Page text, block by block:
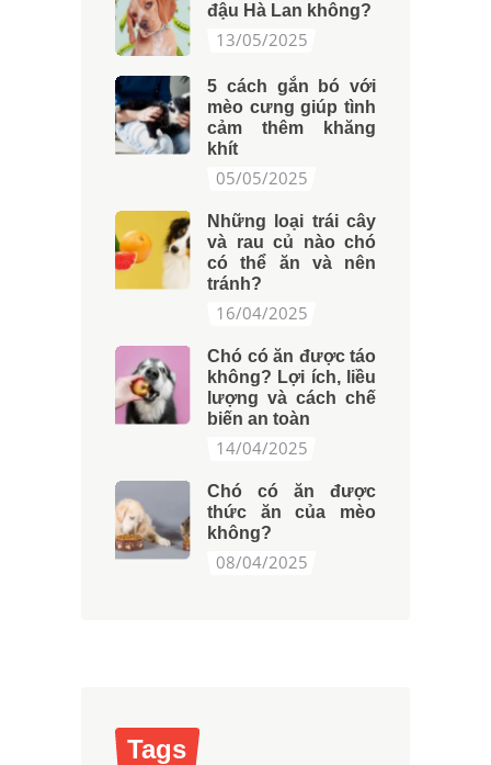
đậu Hà Lan không?
13/05/2025
5 cách gắn bó với
mèo cưng giúp tình
cảm thêm khăng
khít
05/05/2025
Những loại trái cây
và rau củ nào chó
có thể ăn và nên
tránh?
16/04/2025
Chó có ăn được táo
không? Lợi ích, liều
lượng và cách chế
biến an toàn
14/04/2025
Chó có ăn được
thức ăn của mèo
không?
08/04/2025
Tags